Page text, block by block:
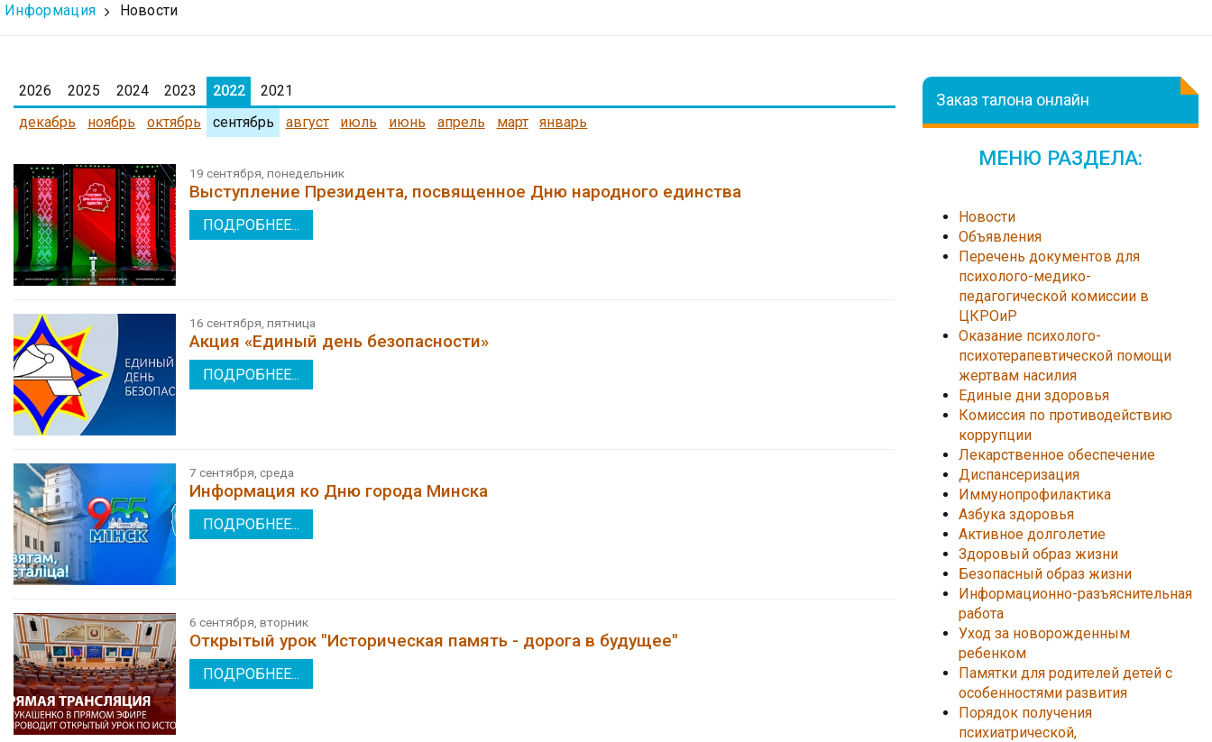
Информация Новости
2026 2025 2024 2023 2022
2021
декабрь
ноябрь октябрь сентябрь август июль июнь апрель март январь
19 сентября, понедельник
Выступление Президента, посвященное Дню народного единства
ПОДРОБНЕЕ...
16 сентября, пятница
Акция «Единый день безопасности»
ПОДРОБНЕЕ...
7 сентября, среда
Информация ко Дню города Минска
ПОДРОБНЕЕ...
6 сентября, вторник
Открытый урок "Историческая память - дорога в будущее"
ПОДРОБНЕЕ...
Заказ талона онлайн
МЕНЮ РАЗДЕЛА:
Новости
Объявления
Перечень документов для
психолого-медико-
педагогической комиссии в
ЦКРОиР
Оказание психолого-
психотерапевтической помощи
жертвам насилия
Единые дни здоровья
Комиссия по противодействию
коррупции
Лекарственное обеспечение
Диспансеризация
Иммунопрофилактика
Азбука здоровья
Активное долголетие
Здоровый образ жизни
Безопасный образ жизни
Информационно-разъяснительная
работа
Уход за новорожденным
ребенком
Памятки для родителей детей с
особенностями развития
Порядок получения
психиатрической,